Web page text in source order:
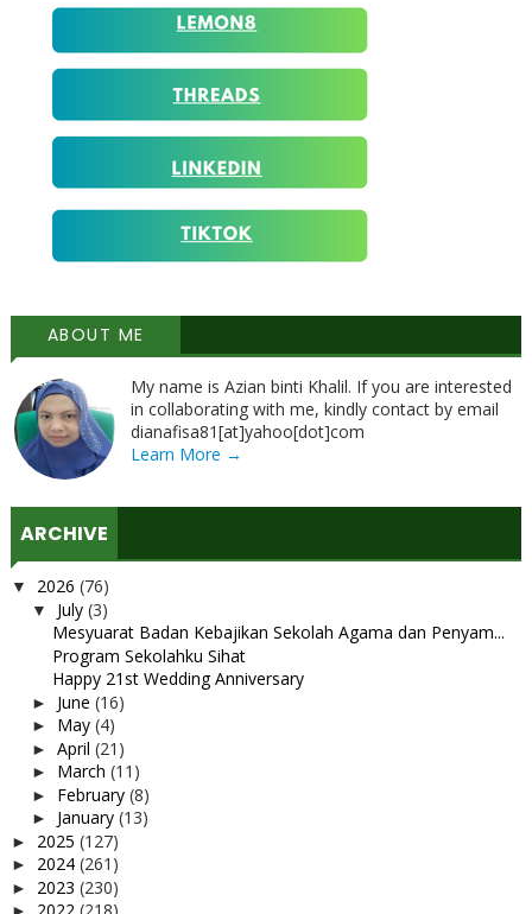
ABOUT ME
My name is Azian binti Khalil. If you are interested
in collaborating with me, kindly contact by email
dianafisa81[at]yahoo[dot]com
Learn More →
ARCHIVE
▼ 2026 (76)
▼ July (3)
Mesyuarat Badan Kebajikan Sekolah Agama dan Penyam...
Program Sekolahku Sihat
Happy 21st Wedding Anniversary
► June (16)
► May (4)
► April (21)
► March (11)
► February (8)
► January (13)
► 2025 (127)
► 2024 (261)
► 2023 (230)